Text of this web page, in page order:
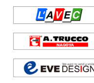
ブレーキ
ホイール/タイヤ
吸排気系
ホイール/タイヤ
その他
ブレーキ
ホイール/タイヤ
ブレーキ
ホイール/タイヤ